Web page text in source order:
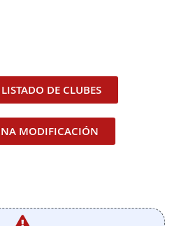
DE CLUBES
MODIFICACIÓN